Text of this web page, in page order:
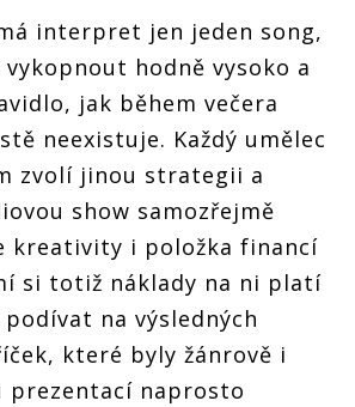
interpret jen jeden song,
hodně vysoko a
jak během večera
neexistuje. Každý umělec
zvolí jinou strategii a
show samozřejmě
kreativity i položka financí
si totiž náklady na ni platí
podívat na výsledných
které byly žánrově i
prezentací naprosto